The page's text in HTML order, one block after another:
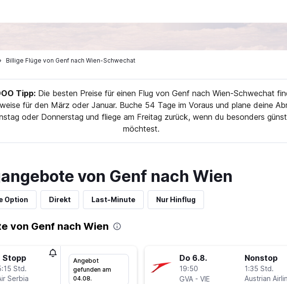
Billige Flüge von Genf nach Wien-Schwechat
Tipp:Die besten Preise für einen Flug von Genf nach Wien-Schwechat
für den März oder Januar. Buche 54 Tage im Voraus und plane deine
oder Donnerstag und fliege am Freitag zurück, wenn du besonders
möchtest.
von Genf nach Wien
Option Direkt Last-Minute Nur Hinflug
von Genf nach Wien
Stopp
Std.
Serbia
Angebot
gefunden am
04.08.
Do 6.8.
19:50
GVA - VIE
Nonstop
1:35 Std.
Austrian